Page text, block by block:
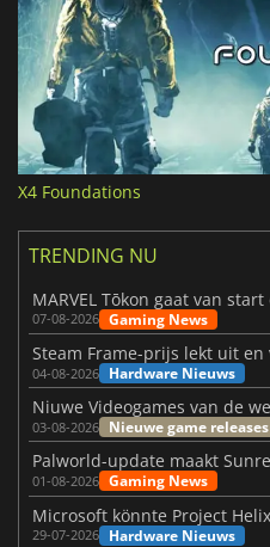
X4 Foundations
TRENDING NU
07-08-2026 Gaming News
04-08-2026 Hardware Nieuws
03-08-2026 Nieuwe game releases
01-08-2026 Gaming News
29-07-2026 Hardware Nieuws